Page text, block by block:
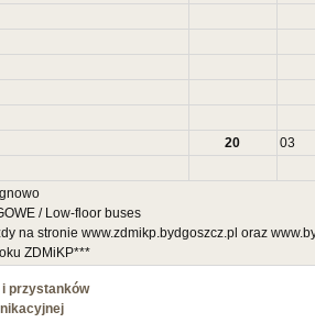
20 03
/ Low-floor buses
na stronie www.zdmikp.bydgoszcz.pl oraz
ZDMiKP***
przystanków